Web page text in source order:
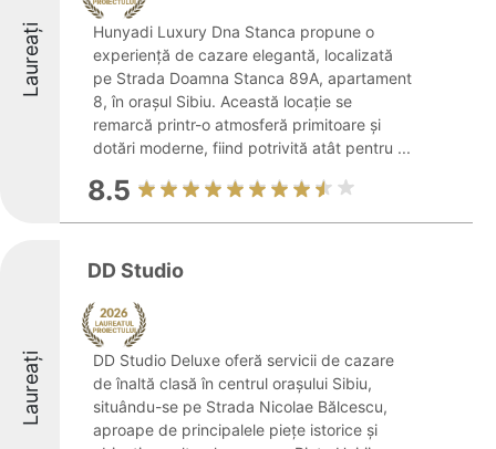
Laureați
Hunyadi Luxury Dna Stanca propune o
experiență de cazare elegantă, localizată
pe Strada Doamna Stanca 89A, apartament
8, în orașul Sibiu. Această locație se
remarcă printr-o atmosferă primitoare și
dotări moderne, fiind potrivită atât pentru ...
8.5
Laureați
DD Studio
DD Studio Deluxe oferă servicii de cazare
de înaltă clasă în centrul orașului Sibiu,
situându-se pe Strada Nicolae Bălcescu,
aproape de principalele piețe istorice și